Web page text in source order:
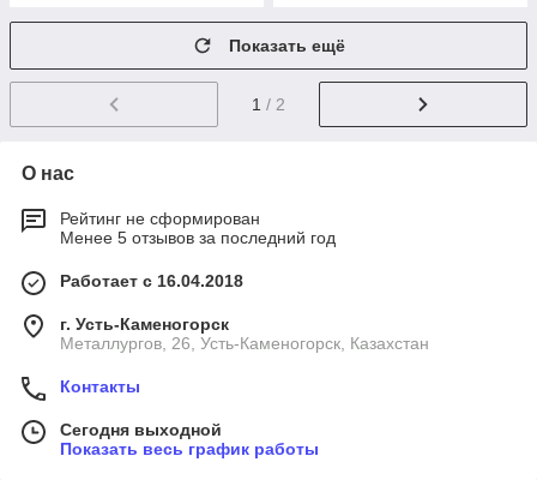
Показать ещё
1 / 2
О нас
Рейтинг не сформирован
Менее 5 отзывов за последний год
Работает с 16.04.2018
г. Усть-Каменогорск
Металлургов, 26, Усть-Каменогорск, Казахстан
Контакты
Сегодня выходной
Показать весь график работы